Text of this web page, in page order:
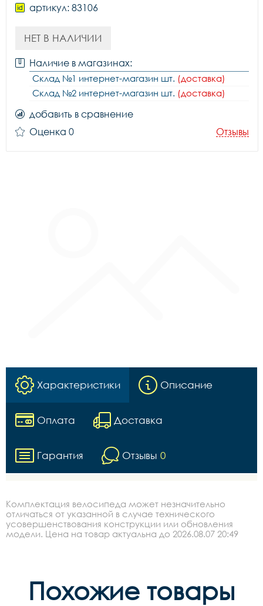
артикул: 83106
НЕТ В НАЛИЧИИ
Наличие в магазинах:
Склад №1 интернет-магазин шт. (доставка)
Склад №2 интернет-магазин шт. (доставка)
добавить в сравнение
Оценка 0
Отзывы
Характеристики Описание
Оплата Доставка
Гарантия Отзывы 0
Комплектация велосипеда может незначительно
отличаться от указанной в случае технического
усовершенствования конструкции или обновления
модели. Цена на товар актуальна до 2026.08.07 20:49
Похожие товары